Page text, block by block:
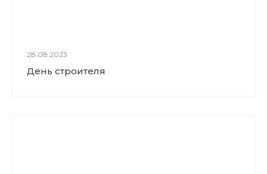
28.08.2023
День строителя